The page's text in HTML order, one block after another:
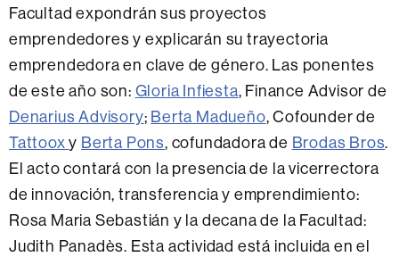
Facultad expondrán sus proyectos
emprendedores y explicarán su trayectoria
emprendedora en clave de género. Las ponentes
de este año son: Gloria Infiesta, Finance Advisor de
Denarius Advisory; Berta Madueño, Cofounder de
Tattooxy Berta Pons, cofundadora de Brodas Bros.
El acto contará con la presencia de la vicerrectora
de innovación, transferencia y emprendimiento:
Rosa Maria Sebastián y la decana de la Facultad:
Judith Panadès. Esta actividad está incluida en el